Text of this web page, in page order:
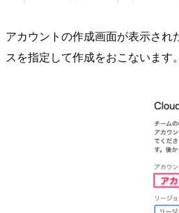
アカウントの作成画面が表示され
スを指定して作成をおこないま